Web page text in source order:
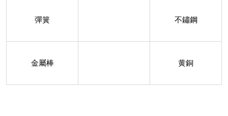
彈簧 不鏽鋼
金屬棒 黄銅